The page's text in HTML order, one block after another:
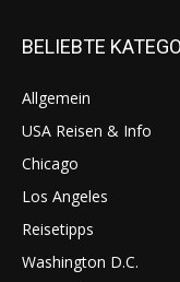
BELIEBTE
Allgemein
USA Reisen & Info
Chicago
Los Angeles
Reisetipps
Washington D.C.